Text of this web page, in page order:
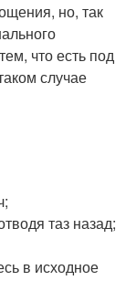
но, так
что есть под
случае
таз назад;
в исходное